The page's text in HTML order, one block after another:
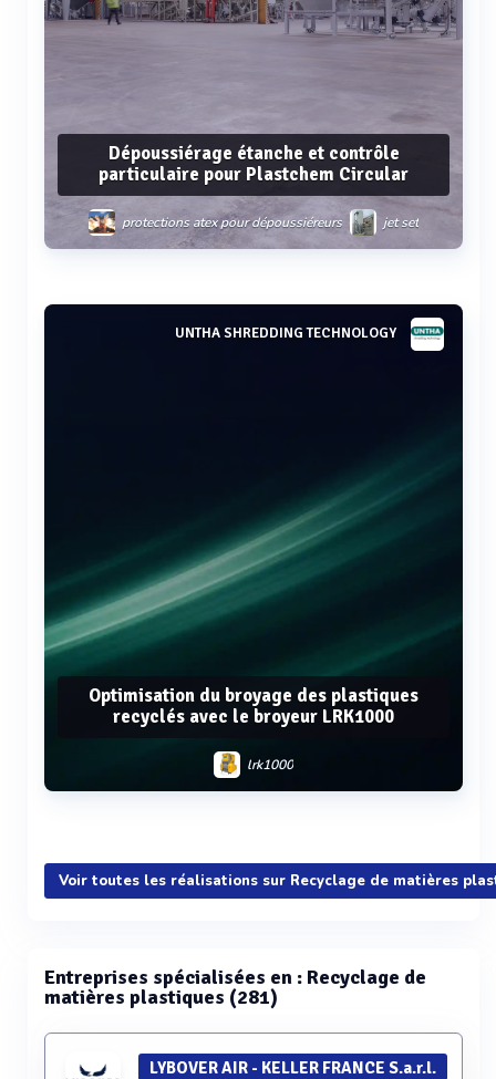
Dépoussiérage étanche et contrôle
particulaire pour Plastchem Circular
protections atex pour dépoussiéreurs jet set
Voir plus
UNTHA SHREDDING TECHNOLOGY
Optimisation du broyage des plastiques
recyclés avec le broyeur LRK1000
lrk1000
Voir plus
Voir toutes les réalisations sur Recyclage de matières
Entreprises spécialisées en : Recyclage de
matières plastiques (281)
LYBOVER AIR - KELLER FRANCE S.a.r.l.